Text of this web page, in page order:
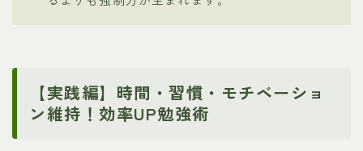
【実践編】時間・習慣・モチベーショ
ン維持！効率UP勉強術